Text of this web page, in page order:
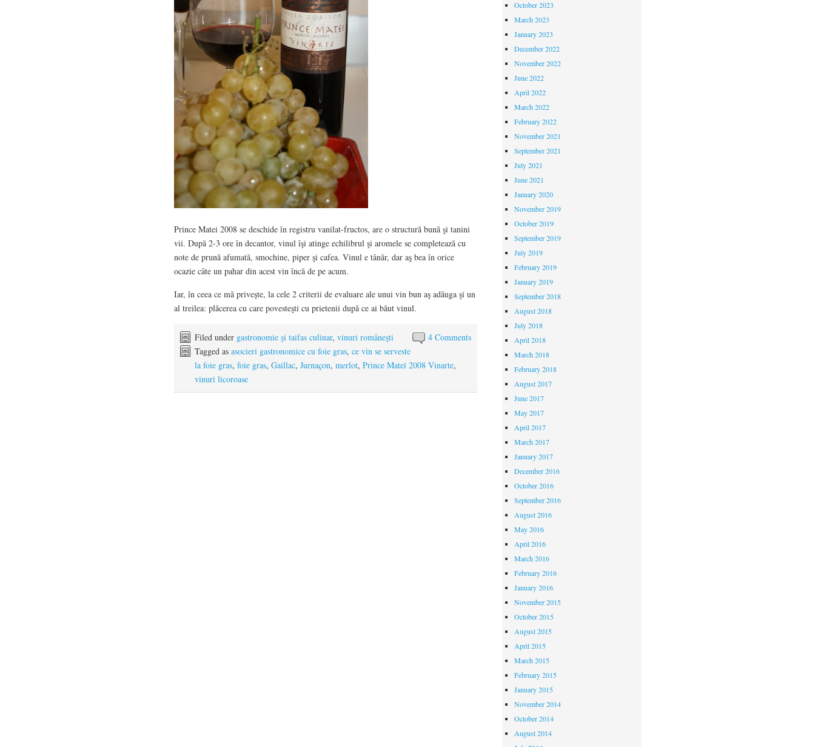
Prince Matei 2008 se deschide în registru vanilat-fructos, are o structură bună şi tanini
vii. După 2-3 ore în decantor, vinul îşi atinge echilibrul şi aromele se completează cu
note de prună afumată, smochine, piper şi cafea. Vinul e tânăr, dar aş bea în orice
ocazie câte un pahar din acest vin încă de pe acum.
Iar, în ceea ce mă priveşte, la cele 2 criterii de evaluare ale unui vin bun aş adăuga şi un
al treilea: plăcerea cu care povesteşti cu prietenii după ce ai băut vinul.
4 Comments
Filed under gastronomie și taifas culinar, vinuri româneşti
Tagged as asocieri gastronomice cu foie gras, ce vin se serveste
la foie gras, foie gras, Gaillac, Jurnaçon, merlot, Prince Matei 2008 Vinarte,
vinuri licoroase
October 2023
March 2023
January 2023
December 2022
November 2022
June 2022
April 2022
March 2022
February 2022
November 2021
September 2021
July 2021
June 2021
January 2020
November 2019
October 2019
September 2019
July 2019
February 2019
January 2019
September 2018
August 2018
July 2018
April 2018
March 2018
February 2018
August 2017
June 2017
May 2017
April 2017
March 2017
January 2017
December 2016
October 2016
September 2016
August 2016
May 2016
April 2016
March 2016
February 2016
January 2016
November 2015
October 2015
August 2015
April 2015
March 2015
February 2015
January 2015
November 2014
October 2014
August 2014